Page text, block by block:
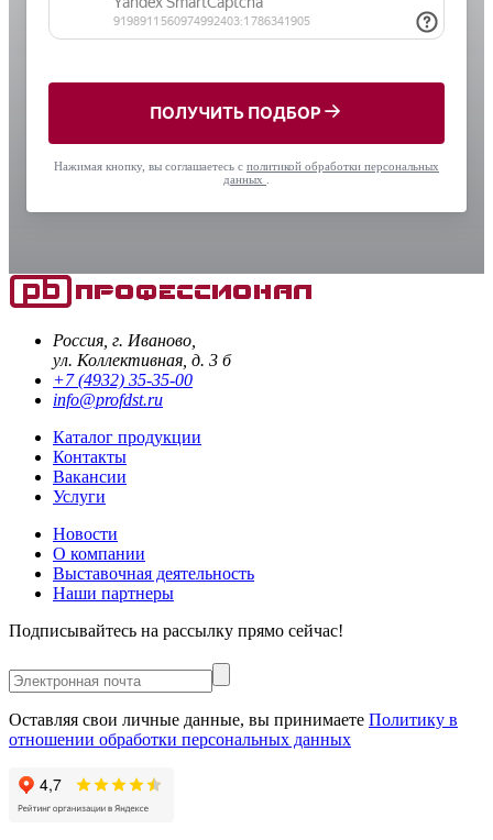
ПОЛУЧИТЬ ПОДБОР
Нажимая кнопку, вы соглашаетесь с политикой обработки персональных
данных
Россия, г. Иваново,
ул. Коллективная, д. 3 б
+7 (4932) 35-35-00
info@profdst.ru
Каталог продукции
Контакты
Вакансии
Услуги
Новости
О компании
Выставочная деятельность
Наши партнеры
Подписывайтесь на рассылку прямо сейчас!
Оставляя свои личные данные, вы принимаете Политику в
отношении обработки персональных данных